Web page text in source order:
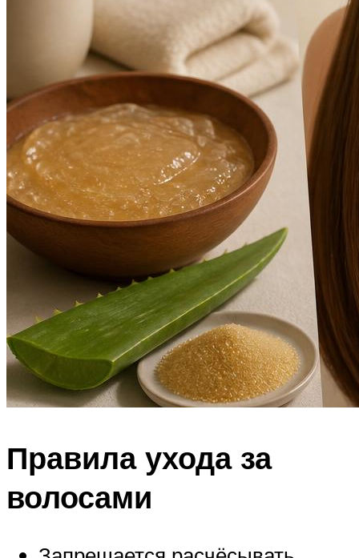
Правила ухода за
волосами